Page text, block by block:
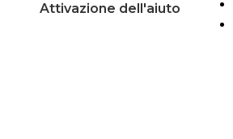
Attivazione dell'aiuto